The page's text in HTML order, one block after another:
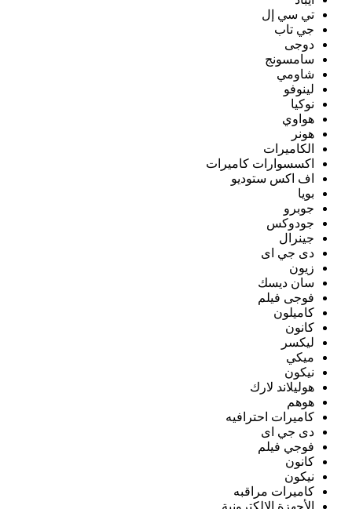
تي سي إل
جي تاب
دوجى
سامسونج
شاومي
لينوفو
نوكيا
هواوي
هونر
الكاميرات
اكسسوارات كاميرات
اف اكس ستوديو
بويا
جوبرو
جودوكس
جينرال
دى جي اى
زيون
سان ديسك
فوجى فيلم
كاميلون
كانون
ليكسر
ميكي
نيكون
هوليلاند لارك
هوهم
كاميرات احترافيه
دى جي اى
فوجي فيلم
كانون
نيكون
كاميرات مراقبه